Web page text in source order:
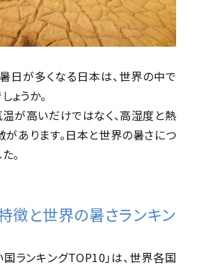
日が多くなる日本は、世界の中で
ょうか。
が高いだけではなく、高湿度と熱
あります。日本と世界の暑さにつ
。
徴と世界の暑さランキン
ランキングTOP10」は、世界各国